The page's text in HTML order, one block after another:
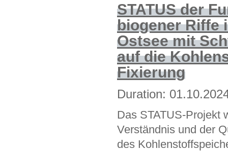
STATUS der
biogener Riffe
Ostsee mit
auf die
Fixierung
Duration:
Das STATUS-Projekt
Verständnis und der
des